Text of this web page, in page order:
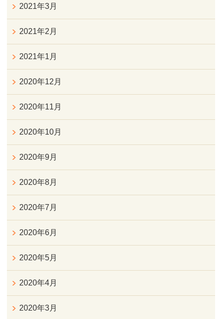
2021年3月
2021年2月
2021年1月
2020年12月
2020年11月
2020年10月
2020年9月
2020年8月
2020年7月
2020年6月
2020年5月
2020年4月
2020年3月